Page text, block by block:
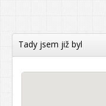
Tady jsem již byl